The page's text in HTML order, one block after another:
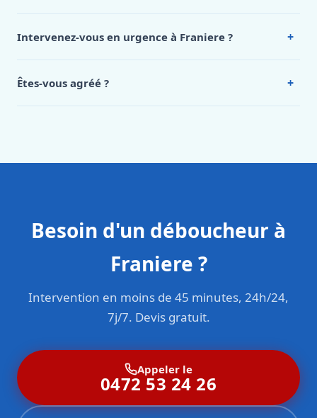
Franiere, appelez le 0472 53 24 26.
Intervenez-vous en urgence à Franiere ? +
Êtes-vous agréé ? +
Besoin d'un déboucheur à
Franiere ?
Intervention en moins de 45 minutes, 24h/24,
7j/7. Devis gratuit.
Appeler le
0472 53 24 26